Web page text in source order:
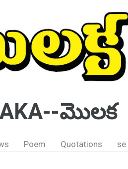
మొలక
Poem Quotations se